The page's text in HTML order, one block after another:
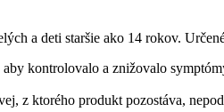
a deti staršie ako 14 rokov.
kontrolovalo a znižovalo
z ktorého produkt pozostáva,